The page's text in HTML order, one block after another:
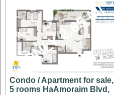
ONLY 2.65 M!
Condo / Apartment for sale,
5 rooms HaAmoraim Blvd,